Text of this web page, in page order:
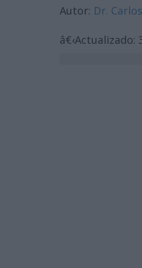
Autor: Dr.
â€‹Actualizado: